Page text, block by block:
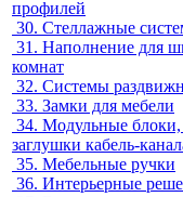
профилей
30. Стеллажные
31. Наполнение для
комнат
32. Системы
33. Замки для мебели
34. Модульные блоки,
заглушки кабель-
35. Мебельные ручки
36. Интерьерные